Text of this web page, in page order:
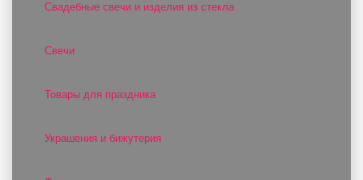
Свадебные свечи и изделия из стекла
Свечи
Товары для праздника
Украшения и бижутерия